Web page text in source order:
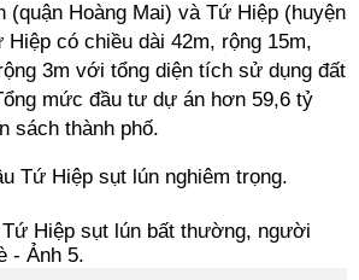
(quận Hoàng Mai) và Tứ Hiệp (huyện
Hiệp có chiều dài 42m, rộng 15m,
3m với tổng diện tích sử dụng đất
mức đầu tư dự án hơn 59,6 tỷ
sách thành phố.
Tứ Hiệp sụt lún nghiêm trọng.